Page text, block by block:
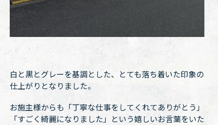
白と黒とグレーを基調とした、とても落ち着いた印象の
仕上がりとなりました。
お施主様からも「丁寧な仕事をしてくれてありがとう」
「すごく綺麗になりました」という嬉しいお言葉をいた